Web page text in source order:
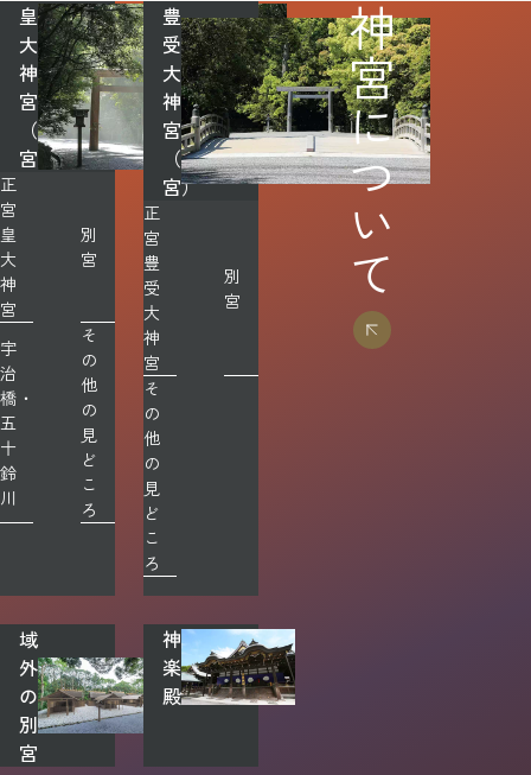
神宮について
皇
大
神
宮
（内
宮）
正
宮
皇
大
神
宮
別
宮
宇
治
橋・
五
十
鈴
川
そ
の
他
の
見
ど
こ
ろ
豊
受
大
神
宮
（外
宮）
正
宮
豊
受
大
神
宮
別
宮
そ
の
他
の
見
ど
こ
ろ
域
外
の
別
宮
神
楽
殿